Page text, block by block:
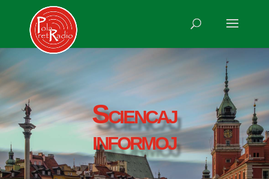
Sciencaj
informoj